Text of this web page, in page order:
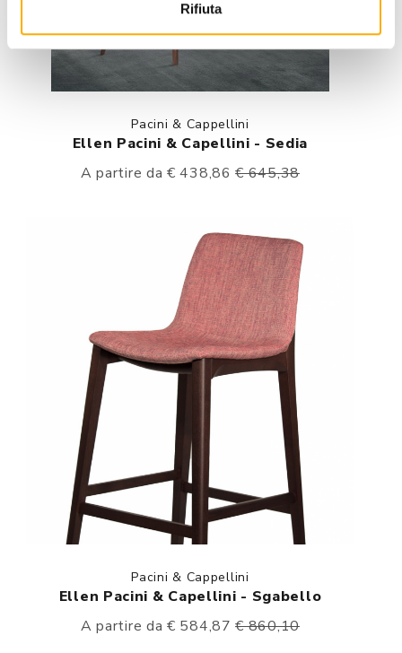
Rifiuta
Pacini & Cappellini
Ellen Pacini & Capellini - Sedia
A partire da € 438,86€ 645,38
Pacini & Cappellini
Ellen Pacini & Capellini - Sgabello
A partire da € 584,87€ 860,10